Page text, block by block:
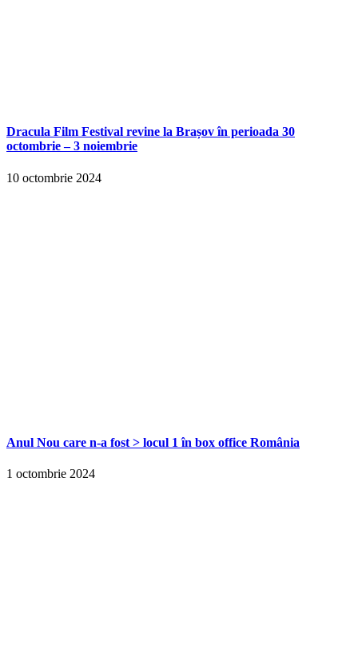
Dracula Film Festival revine la Brașov în perioada 30
octombrie – 3 noiembrie
10 octombrie 2024
Anul Nou care n-a fost > locul 1 în box office România
1 octombrie 2024